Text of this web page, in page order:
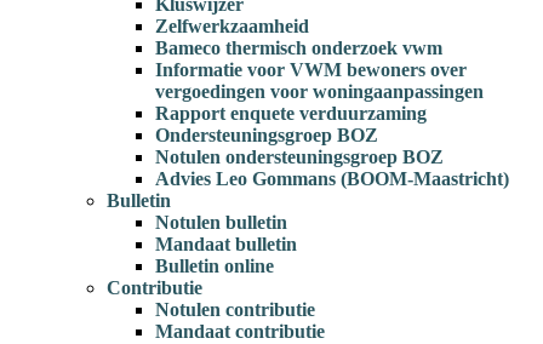
Kluswijzer
Zelfwerkzaamheid
Bameco thermisch onderzoek vwm
Informatie voor VWM bewoners over
vergoedingen voor woningaanpassingen
Rapport enquete verduurzaming
Ondersteuningsgroep BOZ
Notulen ondersteuningsgroep BOZ
Advies Leo Gommans (BOOM-Maastricht)
Bulletin
Notulen bulletin
Mandaat bulletin
Bulletin online
Contributie
Notulen contributie
Mandaat contributie